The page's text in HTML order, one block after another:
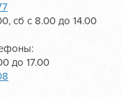
сб с 8.00 до 14.00
до 17.00